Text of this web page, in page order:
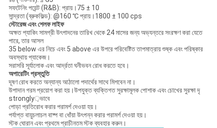
সফটেনিং পয়েন্ট (R&B): প্রায়।75 ± 10
সান্দ্রতা (ব্রুকফিল্ড): @160 ℃ প্রায়।1800 ± 100 cps
স্টোরেজ এবং শেলফ লাইফ
অক্ষত প্যাকিং সামগ্রী উৎপাদনের তারিখ থেকে 24 মাসের জন্য অভ্যন্তরে সংরক্ষণ করা যেতে
পারে, তার আসল
35 below এর নিচে এবং 5 above এর উপরে পরিবেষ্টিত তাপমাত্রায় শুষ্ক এবং পরিষ্কার
অবস্থায় প্যাকেজ।
সরাসরি সূর্যালোক এবং আর্দ্রতা ঘনীভবন রোধ করতে হবে।
অপারেটিং প্রস্তুতি
দূষণ রোধ করতে অন্যান্য আঠালো পদার্থের সাথে মিশবেন না।
উপাদান গরম প্রয়োগ করা হয়।উপযুক্ত ব্যক্তিগত সুরক্ষামূলক পোশাক এবং চোখের সুরক্ষা দৃ
strongly়ভাবে
পোড়া প্রতিরোধ করার পরামর্শ দেওয়া হয়।
পর্যাপ্ত বায়ুচলাচল বাষ্প বা ধোঁয়া উৎপন্ন করার পরামর্শ দেওয়া হয়।
স্টক ঘোরান এবং প্রথমে প্রাচীনতম স্টক ব্যবহার করুন।